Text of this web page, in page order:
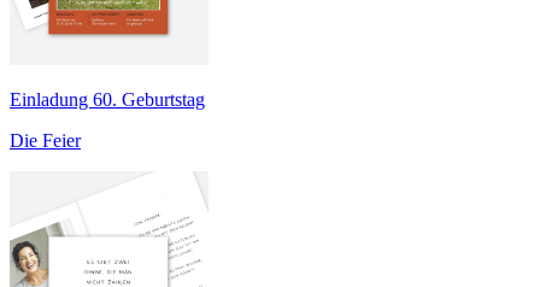
Einladung 60. Geburtstag
Die Feier